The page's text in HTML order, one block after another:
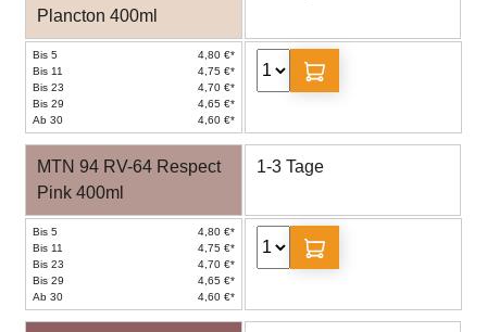
Plancton 400ml
Bis 5
4,80 €*
Bis 11
4,75 €*
Bis 23
4,70 €*
Bis 29
4,65 €*
Ab 30
4,60 €*
MTN 94 RV-64 Respect
Pink 400ml
1-3 Tage
Bis 5
4,80 €*
Bis 11
4,75 €*
Bis 23
4,70 €*
Bis 29
4,65 €*
Ab 30
4,60 €*